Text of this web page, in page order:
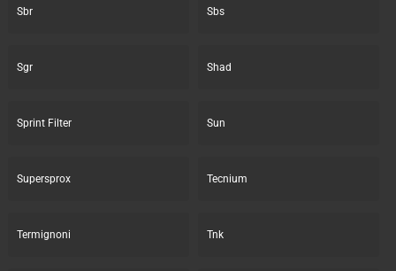
Sbr Sbs
Sgr Shad
Sprint Filter Sun
Supersprox Tecnium
Termignoni Tnk